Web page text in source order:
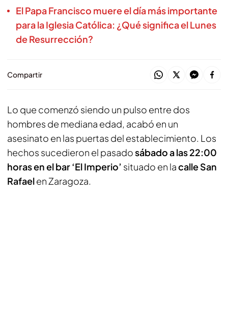
El Papa Francisco muere el día más importante
para la Iglesia Católica: ¿Qué significa el Lunes
de Resurrección?
Compartir
Lo que comenzó siendo un pulso entre dos
hombres de mediana edad, acabó en un
asesinato en las puertas del establecimiento. Los
hechos sucedieron el pasadosábado a las 22:00
horas en el bar ‘El Imperio’ situado en lacalle San
Rafaelen Zaragoza.